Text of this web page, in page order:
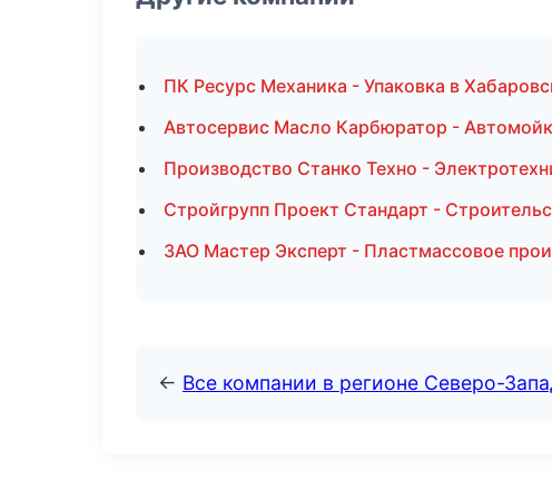
ПК Ресурс Механика - Упаковка в
Автосервис Масло Карбюратор -
Производство Станко Техно -
Стройгрупп Проект Стандарт -
ЗАО Мастер Эксперт - Пластмассовое
← Все компании в регионе Северо-